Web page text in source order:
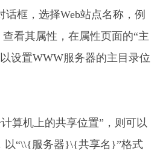
话框，选择Web站点名称，例
查看其属性，在属性页面的“主
设置WWW服务器的主目录位
算机上的共享位置”，则可以
以“\\{服务器}\{共享名}”格式